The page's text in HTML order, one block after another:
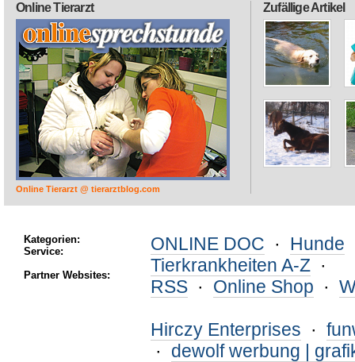
Zufällige Artikel
Online Tierarzt
Online Tierarzt @ tierarztblog.com
Kategorien:
Service:
Partner Websites:
ONLINE DOC · Hunde
Tierkrankheiten A-Z ·
RSS · Online Shop ·
Hirczy Enterprises ·
· dewolf werbung |